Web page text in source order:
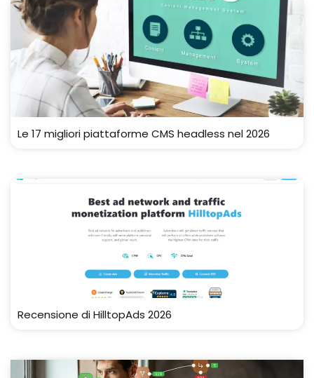
Le 17 migliori piattaforme CMS headless nel 2026
Recensione di HilltopAds 2026